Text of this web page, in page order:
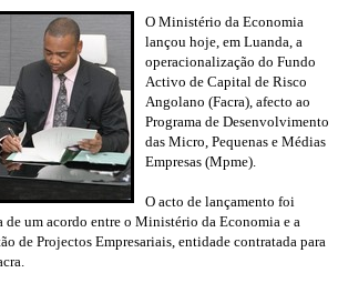
O Ministério da Economia
lançou hoje, em Luanda, a
operacionalização do Fundo
Activo de Capital de Risco
Angolano (Facra), afecto ao
Programa de Desenvolvimento
das Micro, Pequenas e Médias
Empresas (Mpme).
O acto de lançamento foi
de um acordo entre o Ministério da Economia e a
de Projectos Empresariais, entidade contratada para